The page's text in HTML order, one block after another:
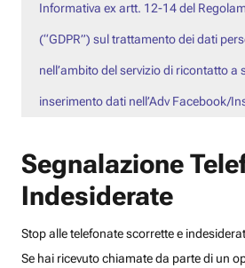
Informativa ex artt. 12-14 del
(“GDPR”) sul trattamento dei dati
nell’ambito del servizio di ricontatto a
inserimento dati nell’Adv Facebook/
Segnalazione
Indesiderate
Stop alle telefonate scorrette e
Se hai ricevuto chiamate da parte di un